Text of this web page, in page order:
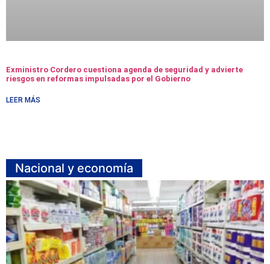
Exministro Cordero cuestiona agenda de seguridad y advierte
riesgos en reformas impulsadas por el Gobierno
LEER MÁS
Nacional y economía